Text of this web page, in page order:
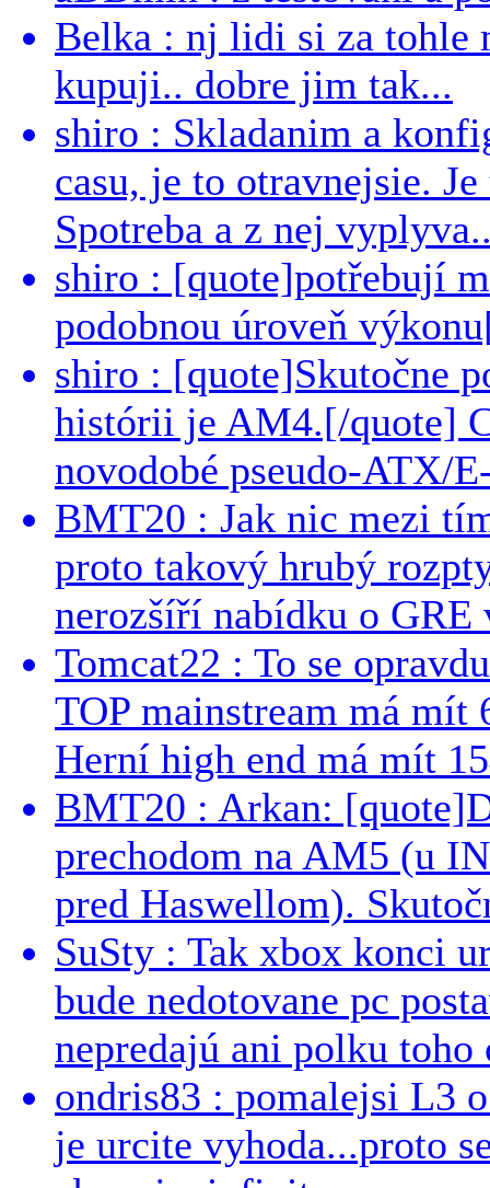
Belka : nj lidi si za tohle
kupuji.. dobre jim tak...
shiro : Skladanim a
casu, je to otravnejsie.
Spotreba a z nej
shiro : [quote]potřebují
podobnou úroveň
shiro : [quote]Skutočne
histórii je AM4.[/quote]
novodobé pseudo-ATX/
BMT20 : Jak nic mezi
proto takový hrubý
nerozšíří nabídku o GRE
Tomcat22 : To se
TOP mainstream má
Herní high end má mít
BMT20 : Arkan:
prechodom na AM5 (u
pred Haswellom).
SuSty : Tak xbox konci
bude nedotovane pc
nepredajú ani polku toho
ondris83 : pomalejsi L3
je urcite vyhoda...proto